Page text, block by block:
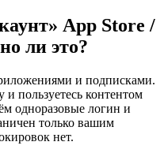
App Store /
ли это?
и подписками.
пользуетесь контентом
одноразовые логин и
только вашим
нет.